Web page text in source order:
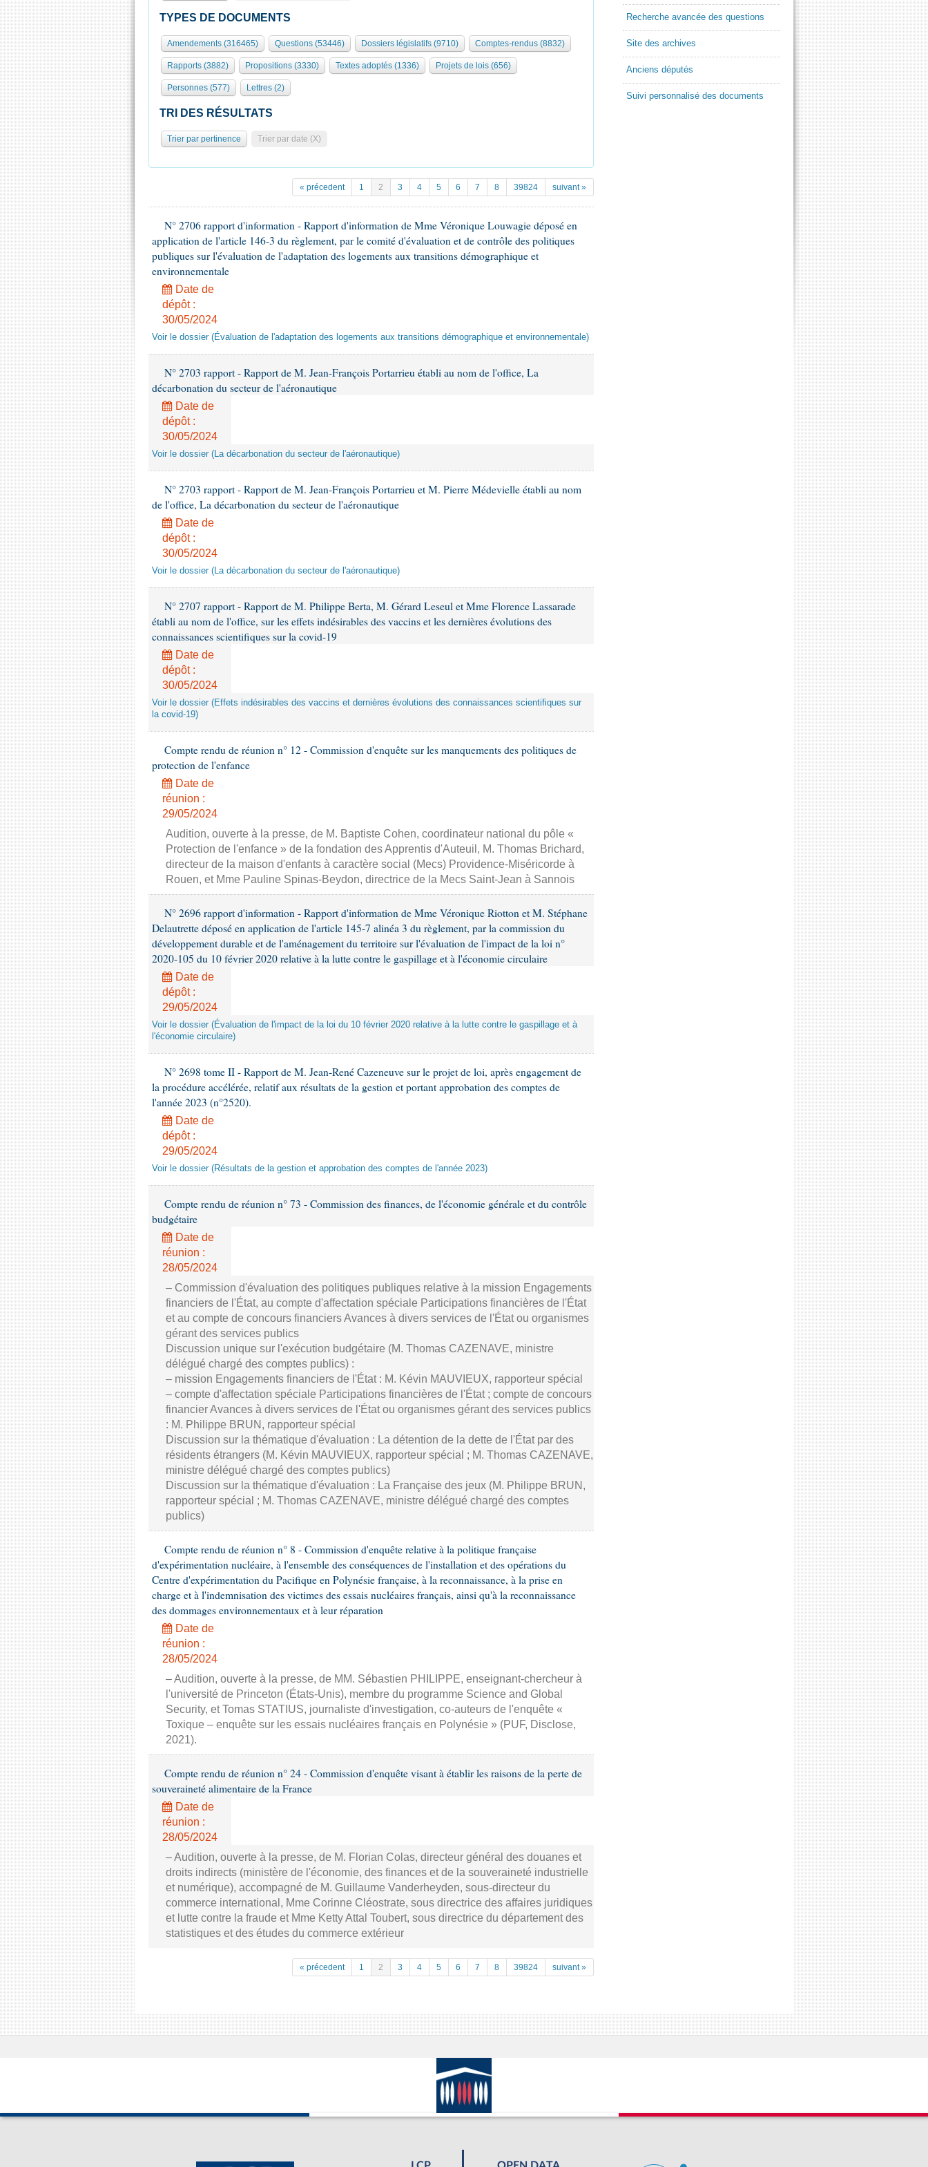
TYPES DE DOCUMENTS
Amendements (316465) Questions (53446) Dossiers législatifs (9710) Comptes-rendus (8832)
Rapports (3882) Propositions (3330) Textes adoptés (1336) Projets de lois (656)
Personnes (577) Lettres (2)
TRI DES RÉSULTATS
Trier par pertinence Trier par date (X)
« précedent 1 2 3 4 5 6 7 8 39824 suivant »
N° 2706 rapport d'information - Rapport d'information de Mme Véronique Louwagie déposé en
application de l'article 146-3 du règlement, par le comité d'évaluation et de contrôle des politiques
publiques sur l'évaluation de l'adaptation des logements aux transitions démographique et
environnementale
Date de
dépôt :
30/05/2024
Voir le dossier (Évaluation de l'adaptation des logements aux transitions démographique et environnementale)
N° 2703 rapport - Rapport de M. Jean-François Portarrieu établi au nom de l'office, La
décarbonation du secteur de l'aéronautique
Date de
dépôt :
30/05/2024
Voir le dossier (La décarbonation du secteur de l'aéronautique)
N° 2703 rapport - Rapport de M. Jean-François Portarrieu et M. Pierre Médevielle établi au nom
de l'office, La décarbonation du secteur de l'aéronautique
Date de
dépôt :
30/05/2024
Voir le dossier (La décarbonation du secteur de l'aéronautique)
N° 2707 rapport - Rapport de M. Philippe Berta, M. Gérard Leseul et Mme Florence Lassarade
établi au nom de l'office, sur les effets indésirables des vaccins et les dernières évolutions des
connaissances scientifiques sur la covid-19
Date de
dépôt :
30/05/2024
Voir le dossier (Effets indésirables des vaccins et dernières évolutions des connaissances scientifiques sur
la covid-19)
Compte rendu de réunion n° 12 - Commission d'enquête sur les manquements des politiques de
protection de l'enfance
Date de
réunion :
29/05/2024
Audition, ouverte à la presse, de M. Baptiste Cohen, coordinateur national du pôle «
Protection de l'enfance » de la fondation des Apprentis d'Auteuil, M. Thomas Brichard,
directeur de la maison d'enfants à caractère social (Mecs) Providence-Miséricorde à
Rouen, et Mme Pauline Spinas-Beydon, directrice de la Mecs Saint-Jean à Sannois
N° 2696 rapport d'information - Rapport d'information de Mme Véronique Riotton et M. Stéphane
Delautrette déposé en application de l'article 145-7 alinéa 3 du règlement, par la commission du
développement durable et de l'aménagement du territoire sur l'évaluation de l'impact de la loi n°
2020-105 du 10 février 2020 relative à la lutte contre le gaspillage et à l'économie circulaire
Date de
dépôt :
29/05/2024
Voir le dossier (Évaluation de l'impact de la loi du 10 février 2020 relative à la lutte contre le gaspillage et à
l'économie circulaire)
N° 2698 tome II - Rapport de M. Jean-René Cazeneuve sur le projet de loi, après engagement de
la procédure accélérée, relatif aux résultats de la gestion et portant approbation des comptes de
l'année 2023 (n°2520).
Date de
dépôt :
29/05/2024
Voir le dossier (Résultats de la gestion et approbation des comptes de l'année 2023)
Compte rendu de réunion n° 73 - Commission des finances, de l'économie générale et du contrôle
budgétaire
Date de
réunion :
28/05/2024
– Commission d'évaluation des politiques publiques relative à la mission Engagements
financiers de l'État, au compte d'affectation spéciale Participations financières de l'État
et au compte de concours financiers Avances à divers services de l'État ou organismes
gérant des services publics
Discussion unique sur l'exécution budgétaire (M. Thomas CAZENAVE, ministre
délégué chargé des comptes publics) :
– mission Engagements financiers de l'État : M. Kévin MAUVIEUX, rapporteur spécial
– compte d'affectation spéciale Participations financières de l'État ; compte de concours
financier Avances à divers services de l'État ou organismes gérant des services publics
: M. Philippe BRUN, rapporteur spécial
Discussion sur la thématique d'évaluation : La détention de la dette de l'État par des
résidents étrangers (M. Kévin MAUVIEUX, rapporteur spécial ; M. Thomas CAZENAVE,
ministre délégué chargé des comptes publics)
Discussion sur la thématique d'évaluation : La Française des jeux (M. Philippe BRUN,
rapporteur spécial ; M. Thomas CAZENAVE, ministre délégué chargé des comptes
publics)
Compte rendu de réunion n° 8 - Commission d'enquête relative à la politique française
d'expérimentation nucléaire, à l'ensemble des conséquences de l'installation et des opérations du
Centre d'expérimentation du Pacifique en Polynésie française, à la reconnaissance, à la prise en
charge et à l'indemnisation des victimes des essais nucléaires français, ainsi qu'à la reconnaissance
des dommages environnementaux et à leur réparation
Date de
réunion :
28/05/2024
– Audition, ouverte à la presse, de MM. Sébastien PHILIPPE, enseignant-chercheur à
l'université de Princeton (États-Unis), membre du programme Science and Global
Security, et Tomas STATIUS, journaliste d'investigation, co-auteurs de l'enquête «
Toxique – enquête sur les essais nucléaires français en Polynésie » (PUF, Disclose,
2021).
Compte rendu de réunion n° 24 - Commission d'enquête visant à établir les raisons de la perte de
souveraineté alimentaire de la France
Date de
réunion :
28/05/2024
– Audition, ouverte à la presse, de M. Florian Colas, directeur général des douanes et
droits indirects (ministère de l'économie, des finances et de la souveraineté industrielle
et numérique), accompagné de M. Guillaume Vanderheyden, sous-directeur du
commerce international, Mme Corinne Cléostrate, sous directrice des affaires juridiques
et lutte contre la fraude et Mme Ketty Attal Toubert, sous directrice du département des
statistiques et des études du commerce extérieur
« précedent 1 2 3 4 5 6 7 8 39824 suivant »
Recherche avancée des questions
Site des archives
Anciens députés
Suivi personnalisé des documents